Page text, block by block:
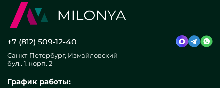
+7 (812) 509-12-40
Санкт-Петербург, Измайловский
бул., 1, корп. 2
График работы: